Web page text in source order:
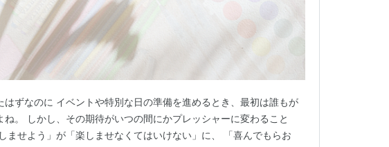
はずなのに イベントや特別な日の準備を進めるとき、最初は誰もが
ね。 しかし、その期待がいつの間にかプレッシャーに変わること
ませよう」が「楽しませなくてはいけない」に、 「喜んでもらお